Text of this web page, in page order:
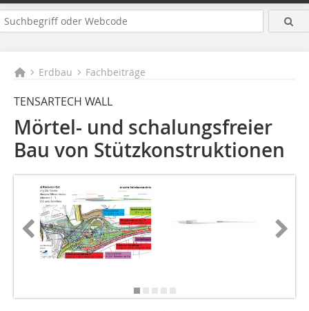
Erdbau Fachbeiträge
TENSARTECH WALL
Mörtel- und schalungsfreier
Bau von Stützkonstruktionen